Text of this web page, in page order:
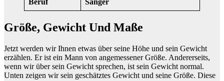
Größe, Gewicht Und Maße
Jetzt werden wir Ihnen etwas über seine Höhe und sein Gewicht
erzählen. Er ist ein Mann von angemessener Größe. Andererseits,
wenn wir über sein Gewicht sprechen, ist sein Gewicht normal.
Unten zeigen wir sein geschätztes Gewicht und seine Größe. Diese